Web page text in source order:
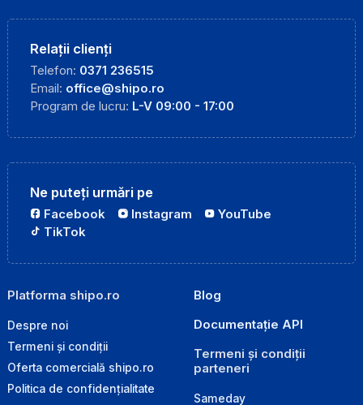
Relații clienți
Telefon: 0371 236515
Email: office@shipo.ro
Program de lucru: L-V 09:00 - 17:00
Ne puteți urmări pe
Facebook Instagram
YouTube
TikTok
Platforma shipo.ro
Despre noi
Termeni și condiții
Oferta comercială shipo.ro
Politica de confidențialitate
Blog
Documentație API
Termeni și condiții
parteneri
Sameday